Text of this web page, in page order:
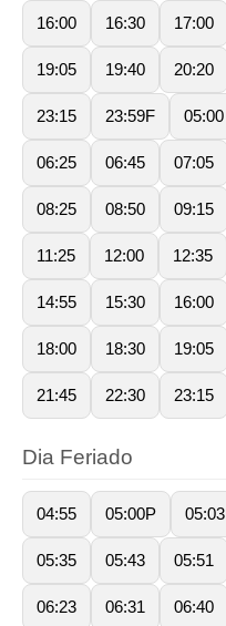
16:00 16:30 17:00
19:05 19:40 20:20
23:15 23:59F 05:00
06:25 06:45 07:05
08:25 08:50 09:15
11:25 12:00 12:35
14:55 15:30 16:00
18:00 18:30 19:05
21:45 22:30 23:15
Dia Feriado
04:55 05:00P 05:03
05:35 05:43 05:51
06:23 06:31 06:40